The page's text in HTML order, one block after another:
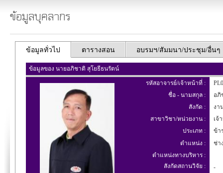
ข้อมูลบุคลากร
ข้อมูลทั่วไป ตารางสอน อบรมฯ/สัมมนา/ประชุม/อื่นๆ
ข้อมูลของ นายอภิชาติ สุโยธีธนรัตน์
รหัสอาจารย์/เจ้าหน้าที่ :
ชื่อ - นามสกุล :
อภิ
สังกัด :
งา
สาขาวิชา/หน่วยงาน :
เจ้
ประเภท :
ข้า
ตำแหน่ง :
ช่า
ตำแหน่งทางบริหาร :
สังกัดสถานวิจัย :
-